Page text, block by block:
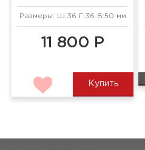
Размеры: Ш:36 Г:36 В:50 мм
11 800 Р
Купить